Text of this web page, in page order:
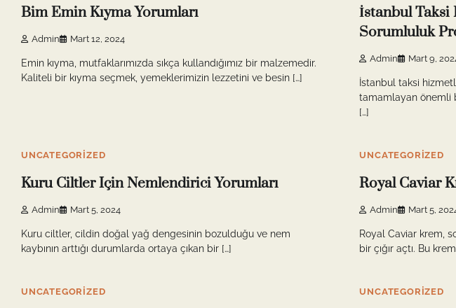
Bim Emin Kıyma Yorumları
Admin Mart 12, 2024
Emin kıyma, mutfaklarımızda sıkça kullandığımız bir malzemedir.
Kaliteli bir kıyma seçmek, yemeklerimizin lezzetini ve besin […]
İstanbul Taksi
Sorumluluk
Admin Mart 9,
İstanbul taksi
tamamlayan önemli
[…]
UNCATEGORIZED
Kuru Ciltler Için Nemlendirici Yorumları
Admin Mart 5, 2024
Kuru ciltler, cildin doğal yağ dengesinin bozulduğu ve nem
kaybının arttığı durumlarda ortaya çıkan bir […]
UNCATEGORIZED
Royal Caviar
Admin Mart 5,
Royal Caviar krem,
bir çığır açtı. Bu
UNCATEGORIZED UNCATEGORIZED